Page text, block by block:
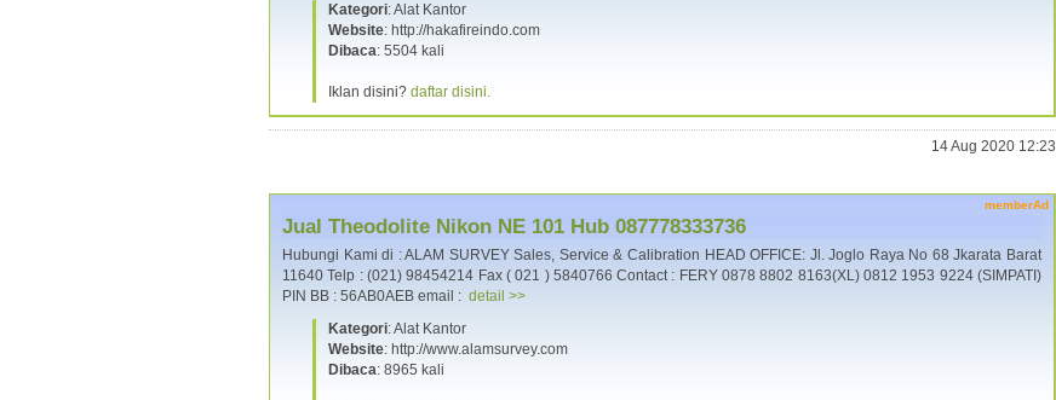
Kategori: Alat Kantor
Website: http://hakafireindo.com
Dibaca: 5504 kali
Iklan disini? daftar disini.
14 Aug 2020 12:23
memberAd
Jual Theodolite Nikon NE 101 Hub 087778333736
Hubungi Kami di : ALAM SURVEY Sales, Service & Calibration HEAD OFFICE: Jl. Joglo Raya No 68 Jkarata Barat
11640 Telp : (021) 98454214 Fax ( 021 ) 5840766 Contact : FERY 0878 8802 8163(XL) 0812 1953 9224 (SIMPATI)
PIN BB : 56AB0AEB email : detail >>
Kategori: Alat Kantor
Website: http://www.alamsurvey.com
Dibaca: 8965 kali